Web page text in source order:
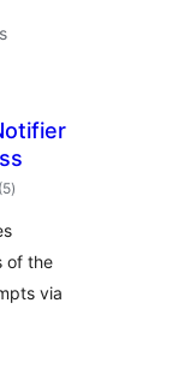
(5total
de
)
of the
via